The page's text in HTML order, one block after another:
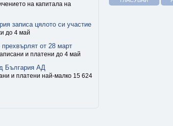
на капитала на
записа цялото си участие
до 4 май
от 28 март
и платени до 4 май
България АД
и платени най-малко 15 624